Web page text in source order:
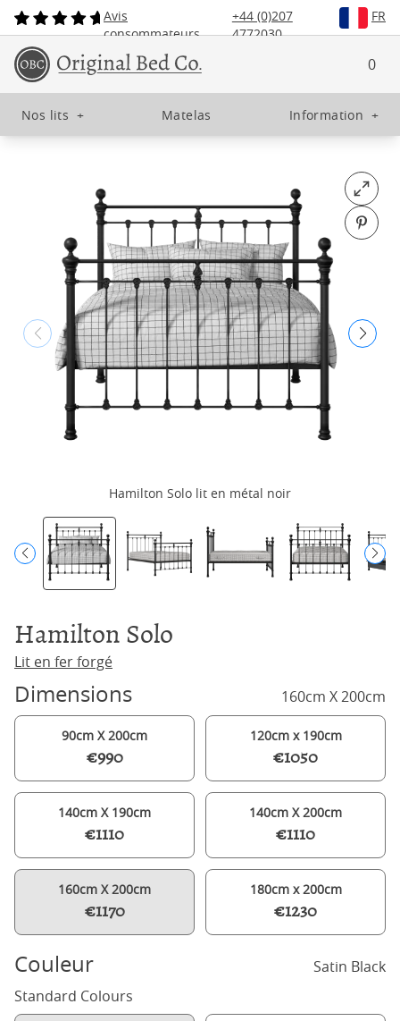
Avis
consommateurs
+44 (0)207
4772030
FR
0
Nos lits + Matelas Information +
Open
Pin
Hamilton Solo lit en métal noir
Hamilton Solo
Lit en fer forgé
Dimensions 160cm X 200cm
90cm X 200cm
€990
120cm x 190cm
€1050
140cm X 190cm
€1110
140cm X 200cm
€1110
160cm X 200cm
€1170
180cm x 200cm
€1230
Couleur
Satin Black
Standard Colours